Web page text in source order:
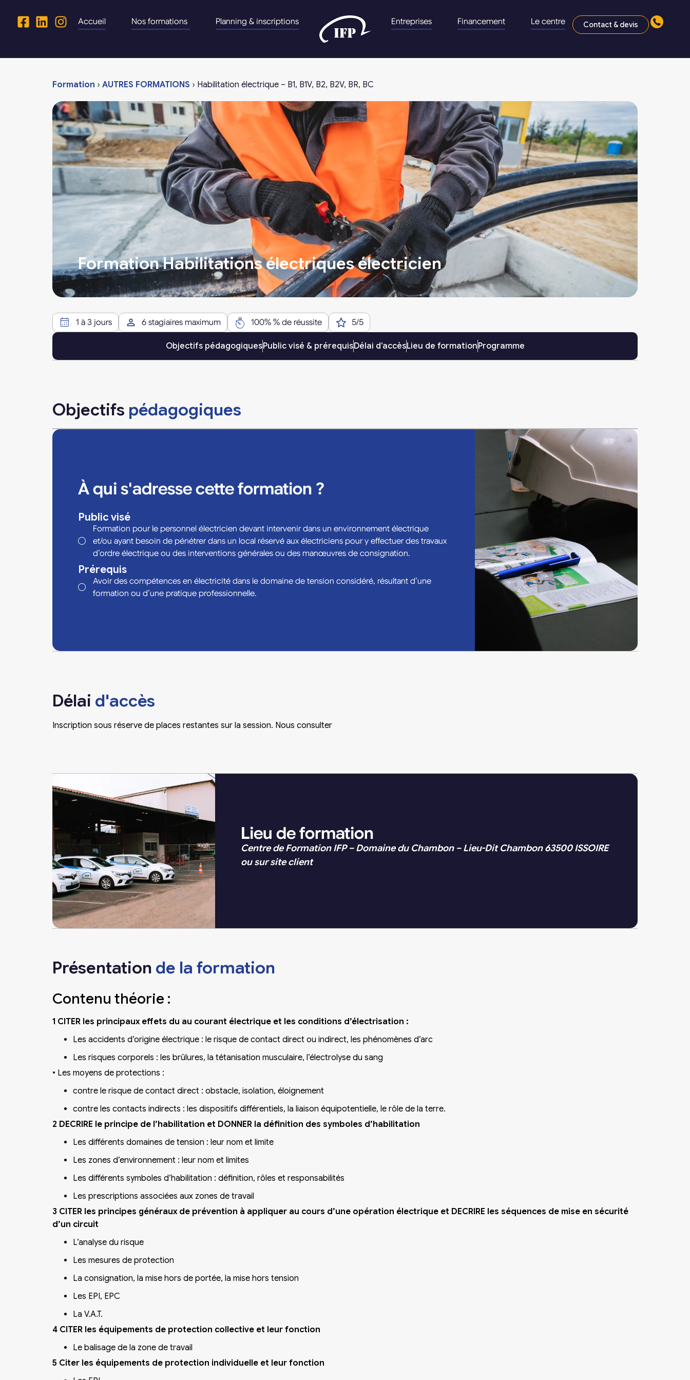
Accueil Nos formations Planning & inscriptions Entreprises Financement Le centre Contact & devis
Formation › AUTRES FORMATIONS › Habilitation électrique – B1, B1V, B2, B2V, BR, BC
Formation Habilitations électriques électricien
1 à 3 jours 6 stagiaires maximum 100% % de réussite 5/5
Objectifs pédagogiquesPublic visé & prérequisDélai d’accèsLieu de formationProgramme
Objectifs pédagogiques
À qui s'adresse cette formation ?
Public visé
Formation pour le personnel électricien devant intervenir dans un environnement électrique
et/ou ayant besoin de pénétrer dans un local réservé aux électriciens pour y effectuer des travaux
d’ordre électrique ou des interventions générales ou des manœuvres de consignation.
Prérequis
Avoir des compétences en électricité dans le domaine de tension considéré, résultant d’une
formation ou d’une pratique professionnelle.
Délai d'accès
Inscription sous réserve de places restantes sur la session. Nous consulter
Lieu de formation
Centre de Formation IFP – Domaine du Chambon – Lieu-Dit Chambon 63500 ISSOIRE
ou sur site client
Présentation de la formation
Contenu théorie :
1 CITER les principaux effets du au courant électrique et les conditions d’électrisation :
Les accidents d’origine électrique : le risque de contact direct ou indirect, les phénomènes d’arc
Les risques corporels : les brûlures, la tétanisation musculaire, l’électrolyse du sang
• Les moyens de protections :
contre le risque de contact direct : obstacle, isolation, éloignement
contre les contacts indirects : les dispositifs différentiels, la liaison équipotentielle, le rôle de la terre.
2 DECRIRE le principe de l’habilitation et DONNER la définition des symboles d’habilitation
Les différents domaines de tension : leur nom et limite
Les zones d’environnement : leur nom et limites
Les différents symboles d’habilitation : définition, rôles et responsabilités
Les prescriptions associées aux zones de travail
3 CITER les principes généraux de prévention à appliquer au cours d’une opération électrique et DECRIRE les séquences de mise en sécurité
d’un circuit
L’analyse du risque
Les mesures de protection
La consignation, la mise hors de portée, la mise hors tension
Les EPI, EPC
La V.A.T.
4 CITER les équipements de protection collective et leur fonction
Le balisage de la zone de travail
5 Citer les équipements de protection individuelle et leur fonction